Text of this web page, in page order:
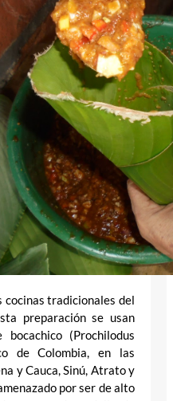
tradicionales del
preparación se usan
(Prochilodus
de Colombia, en las
y Cauca, Sinú, Atrato y
por ser de alto